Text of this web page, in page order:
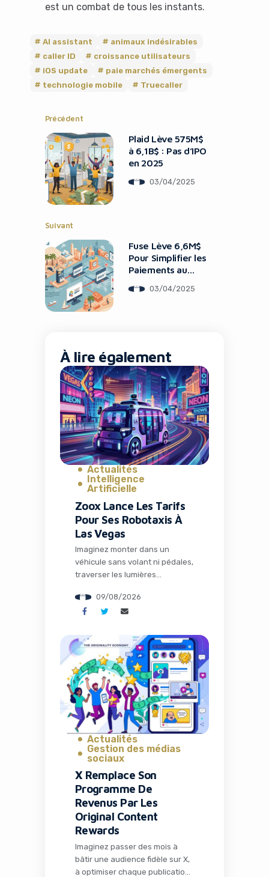
est un combat de tous les instants.
AI assistant
animaux indésirables
caller ID
croissance utilisateurs
iOS update
paie marchés émergents
technologie mobile
Truecaller
Précédent
Plaid Lève 575M$
à 6,1B$ : Pas d’IPO
en 2025
03/04/2025
Suivant
Fuse Lève 6,6M$
Pour Simplifier les
Paiements au
03/04/2025
À lire également
Actualités
Intelligence
Artificielle
Zoox Lance Les Tarifs
Pour Ses Robotaxis À
Las Vegas
Imaginez monter dans un
véhicule sans volant ni pédales,
traverser les lumières
et tout cela sans chauffeur
humain. Ce scénario, longtemps
devient réalité commerciale
avec Zoox. Dès le 10 août 2026,
l’entreprise détenue par
Amazon commencera à
facturer ses courses de
robotaxis dans la ville du
Nevada. […]
09/08/2026
Actualités
Gestion des médias
sociaux
X Remplace Son
Programme De
Revenus Par Les
Original Content
Rewards
Imaginez passer des mois à
bâtir une audience fidèle sur X,
à optimiser chaque publication